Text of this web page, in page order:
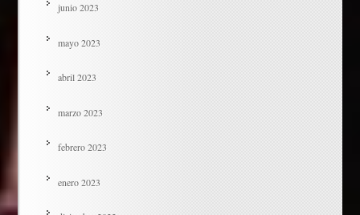
junio 2023
mayo 2023
abril 2023
marzo 2023
febrero 2023
enero 2023